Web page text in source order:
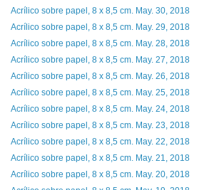
Acrílico sobre papel, 8 x 8,5 cm. May. 30, 2018
Acrílico sobre papel, 8 x 8,5 cm. May. 29, 2018
Acrílico sobre papel, 8 x 8,5 cm. May. 28, 2018
Acrílico sobre papel, 8 x 8,5 cm. May. 27, 2018
Acrílico sobre papel, 8 x 8,5 cm. May. 26, 2018
Acrílico sobre papel, 8 x 8,5 cm. May. 25, 2018
Acrílico sobre papel, 8 x 8,5 cm. May. 24, 2018
Acrílico sobre papel, 8 x 8,5 cm. May. 23, 2018
Acrílico sobre papel, 8 x 8,5 cm. May. 22, 2018
Acrílico sobre papel, 8 x 8,5 cm. May. 21, 2018
Acrílico sobre papel, 8 x 8,5 cm. May. 20, 2018